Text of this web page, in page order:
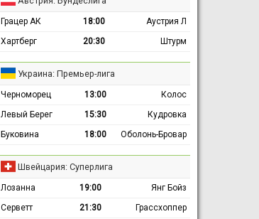
Грацер АК 18:00
Аустрия Л
Хартберг
20:30 Штурм
Украина: Премьер-лига
Черноморец 13:00
Колос
Левый Берег
15:30
Кудровка
Буковина
18:00 Оболонь-Бровар
Швейцария: Суперлига
Лозанна 19:00
Янг Бойз
Серветт
21:30 Грассхоппер